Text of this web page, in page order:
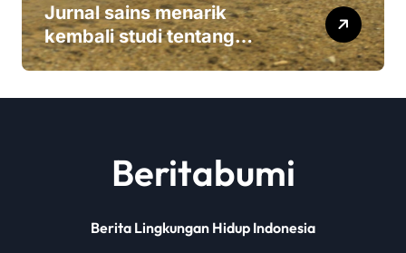
Jurnal sains menarik
kembali studi tentang
keamanan Monsanto
Beritabumi
Berita Lingkungan Hidup Indonesia